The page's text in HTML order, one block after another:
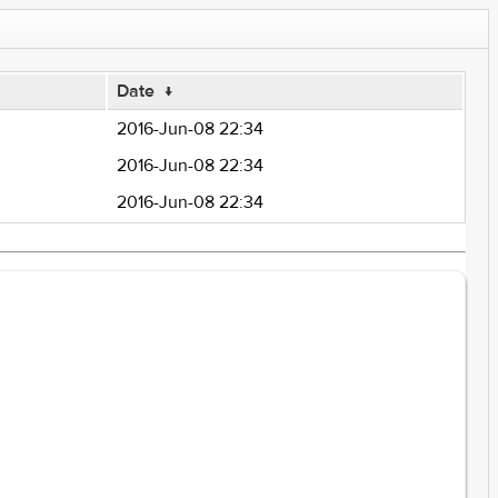
Date ↓
2016-Jun-08 22:34
2016-Jun-08 22:34
2016-Jun-08 22:34